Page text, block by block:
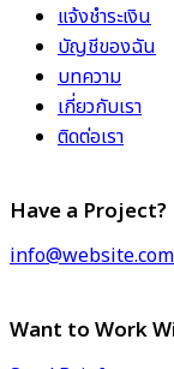
แจ้งชำระเงิน
บัญชีของฉัน
บทความ
เกี่ยวกับเรา
ติดต่อเรา
Have a Project?
info@website.com
Want to Work